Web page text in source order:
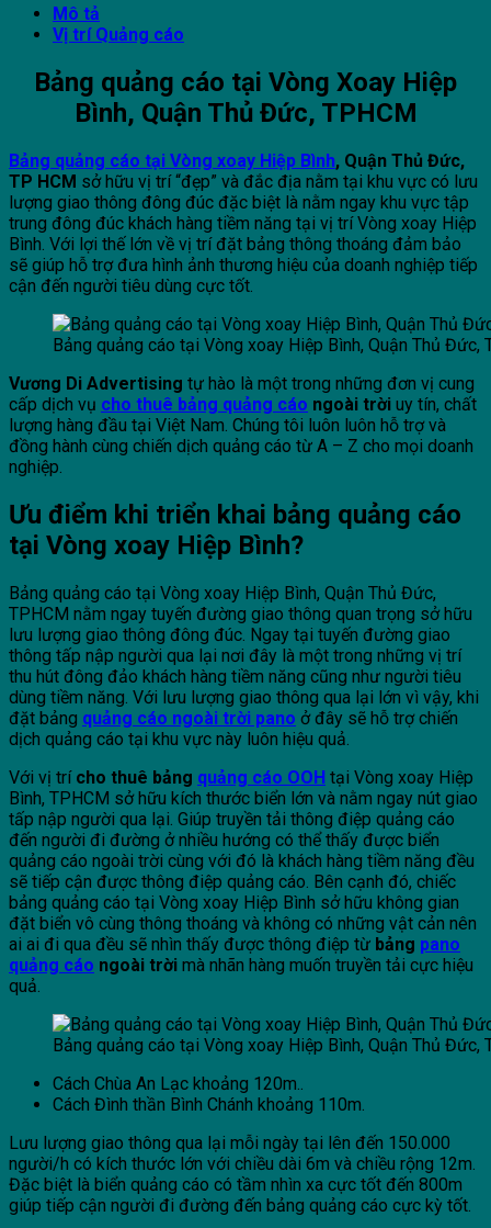
Mô tả
Vị trí Quảng cáo
Bảng quảng cáo tại Vòng Xoay Hiệp
Bình, Quận Thủ Đức, TPHCM
Bảng quảng cáo tại Vòng xoay Hiệp Bình, Quận Thủ Đức,
TP HCM sở hữu vị trí “đẹp” và đắc địa nằm tại khu vực có lưu
lượng giao thông đông đúc đặc biệt là nằm ngay khu vực tập
trung đông đúc khách hàng tiềm năng tại vị trí Vòng xoay Hiệp
Bình. Với lợi thế lớn về vị trí đặt bảng thông thoáng đảm bảo
sẽ giúp hỗ trợ đưa hình ảnh thương hiệu của doanh nghiệp tiếp
cận đến người tiêu dùng cực tốt.
Bảng quảng cáo tại Vòng xoay Hiệp Bình, Quận Thủ Đức,
Vương Di Advertising tự hào là một trong những đơn vị cung
cấp dịch vụ cho thuê bảng quảng cáo ngoài trời uy tín, chất
lượng hàng đầu tại Việt Nam. Chúng tôi luôn luôn hỗ trợ và
đồng hành cùng chiến dịch quảng cáo từ A – Z cho mọi doanh
nghiệp.
Ưu điểm khi triển khai bảng quảng cáo
tại Vòng xoay Hiệp Bình?
Bảng quảng cáo tại Vòng xoay Hiệp Bình, Quận Thủ Đức,
TPHCM nằm ngay tuyến đường giao thông quan trọng sở hữu
lưu lượng giao thông đông đúc. Ngay tại tuyến đường giao
thông tấp nập người qua lại nơi đây là một trong những vị trí
thu hút đông đảo khách hàng tiềm năng cũng như người tiêu
dùng tiềm năng. Với lưu lượng giao thông qua lại lớn vì vậy, khi
đặt bảng quảng cáo ngoài trời pano ở đây sẽ hỗ trợ chiến
dịch quảng cáo tại khu vực này luôn hiệu quả.
Với vị trícho thuê bảng quảng cáo OOH tại Vòng xoay Hiệp
Bình, TPHCM sở hữu kích thước biển lớn và nằm ngay nút giao
tấp nập người qua lại. Giúp truyền tải thông điệp quảng cáo
đến người đi đường ở nhiều hướng có thể thấy được biển
quảng cáo ngoài trời cùng với đó là khách hàng tiềm năng đều
sẽ tiếp cận được thông điệp quảng cáo. Bên cạnh đó, chiếc
bảng quảng cáo tại Vòng xoay Hiệp Bình sở hữu không gian
đặt biển vô cùng thông thoáng và không có những vật cản nên
ai ai đi qua đều sẽ nhìn thấy được thông điệp từ bảng pano
quảng cáo ngoài trời mà nhãn hàng muốn truyền tải cực hiệu
quả.
Bảng quảng cáo tại Vòng xoay Hiệp Bình, Quận Thủ Đức,
Cách Chùa An Lạc khoảng 120m..
Cách Đình thần Bình Chánh khoảng 110m.
Lưu lượng giao thông qua lại mỗi ngày tại lên đến 150.000
người/h có kích thước lớn với chiều dài 6m và chiều rộng 12m.
Đặc biệt là biển quảng cáo có tầm nhìn xa cực tốt đến 800m
giúp tiếp cận người đi đường đến bảng quảng cáo cực kỳ tốt.